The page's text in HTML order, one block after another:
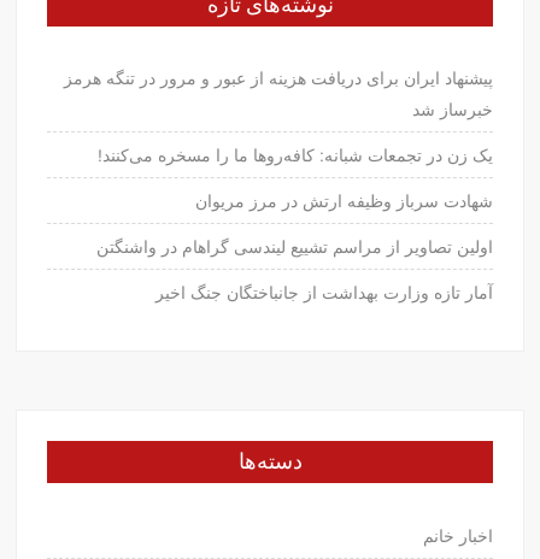
پیشنهاد ایران برای دریافت هزینه از عبور و مرور در تنگه هرمز
خبرساز شد
یک زن در تجمعات شبانه: کافه‌روها ما را مسخره می‌کنند!
شهادت سرباز وظیفه ارتش در مرز مریوان
اولین تصاویر از مراسم تشییع لیندسی گراهام در واشنگتن
آمار تازه وزارت بهداشت از جانباختگان جنگ اخیر
دسته‌ها
اخبار خانم